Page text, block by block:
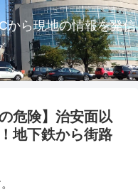
から現地の情報を発信
危険】治安面以
地下鉄から街路